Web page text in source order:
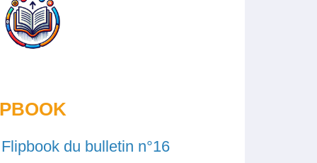
Flipbook du bulletin n°16